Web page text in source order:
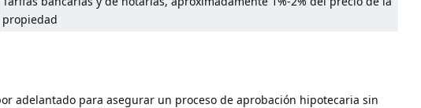
propiedad
adelantado para asegurar un proceso de aprobación hipotecaria sin